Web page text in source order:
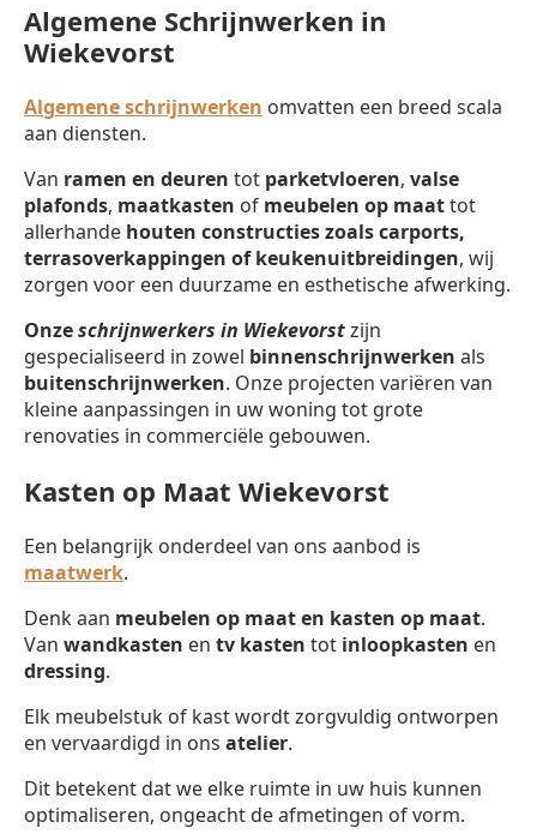
Algemene Schrijnwerken in
Wiekevorst
Algemene schrijnwerken omvatten een breed scala
aan diensten.
Van ramen en deuren tot parketvloeren, valse
plafonds, maatkasten of meubelen op maattot
allerhande houten constructies zoals carports,
terrasoverkappingen of keukenuitbreidingen, wij
zorgen voor een duurzame en esthetische afwerking.
Onzeschrijnwerkers in Wiekevorstzijn
gespecialiseerd in zowel binnenschrijnwerken als
buitenschrijnwerken. Onze projecten variëren van
kleine aanpassingen in uw woning tot grote
renovaties in commerciële gebouwen.
Kasten op Maat Wiekevorst
Een belangrijk onderdeel van ons aanbod is
maatwerk.
Denk aan meubelen op maat en kasten op maat.
Van wandkasten en tv kasten tot inloopkasten en
dressing.
Elk meubelstuk of kast wordt zorgvuldig ontworpen
en vervaardigd in ons atelier.
Dit betekent dat we elke ruimte in uw huis kunnen
optimaliseren, ongeacht de afmetingen of vorm.